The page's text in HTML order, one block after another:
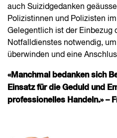
auch Suizidgedanken
Polizistinnen und Polizisten
Gelegentlich ist der Einbezug
Notfalldienstes notwendig,
überwinden und eine
«Manchmal bedanken sich
Einsatz für die Geduld und
professionelles Handeln.» –